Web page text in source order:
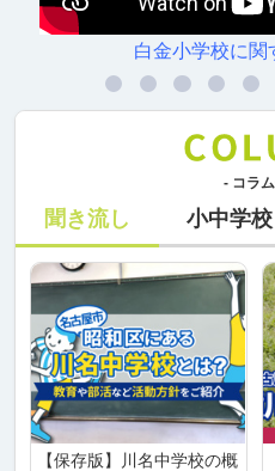
白金小学校に関
- コラ
聞き流し 小中学校
【保存版】川名中学校の概